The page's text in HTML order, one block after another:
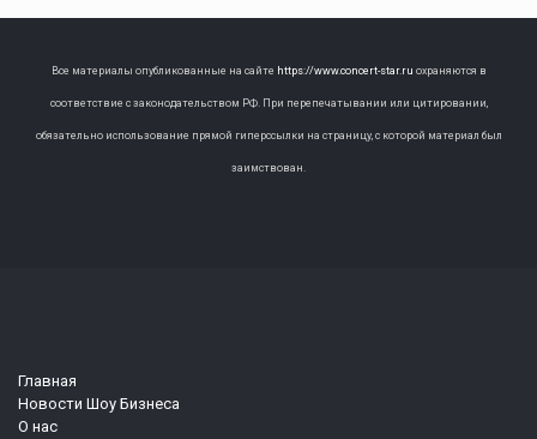
Все материалы опубликованные на сайте https://www.concert-star.ru охраняются в
соответствие с законодательством РФ. При перепечатывании или цитировании,
обязательно использование прямой гиперссылки на страницу, с которой материал был
заимствован.
Главная
Новости Шоу Бизнеса
О нас